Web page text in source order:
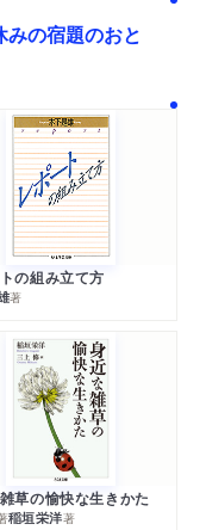
の宿題のおと
の組み立て方
著
草の愉快な生きかた
稲垣栄洋著